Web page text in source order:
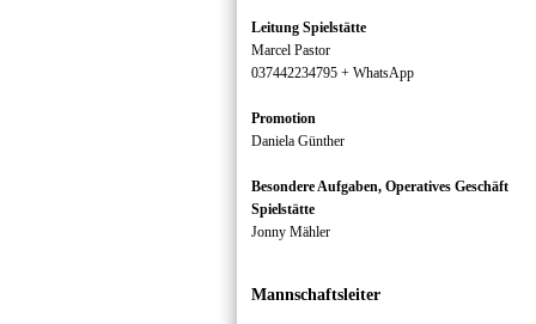
Leitung Spielstätte
Marcel Pastor
037442234795 + WhatsApp
Promotion
Daniela Günther
Besondere Aufgaben, Operatives Geschäft
Spielstätte
Jonny Mähler
Mannschaftsleiter